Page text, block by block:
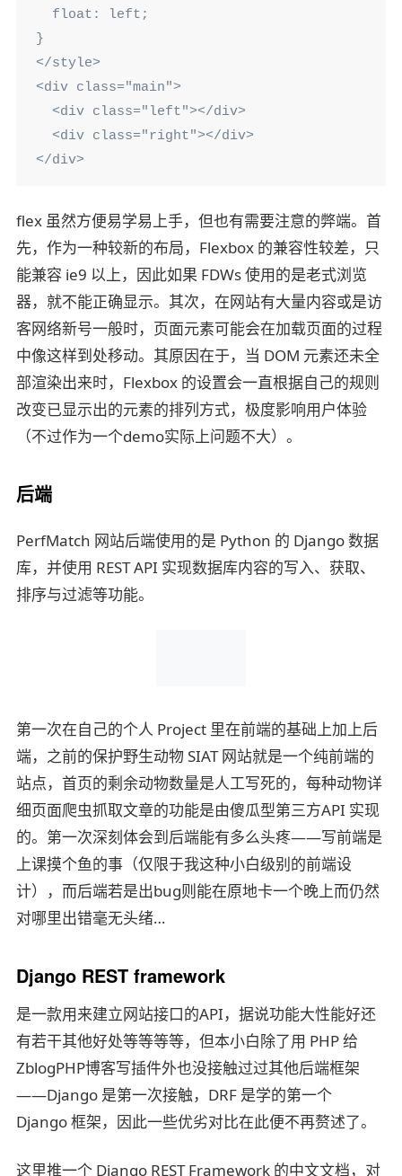
  float: left;
}
</style>
<div class="main">
  <div class="left"></div>
  <div class="right"></div>
</div>
flex 虽然方便易学易上手，但也有需要注意的弊端。首
先，作为一种较新的布局，Flexbox 的兼容性较差，只
能兼容 ie9 以上，因此如果 FDWs 使用的是老式浏览
器，就不能正确显示。其次，在网站有大量内容或是访
客网络新号一般时，页面元素可能会在加载页面的过程
中像这样到处移动。其原因在于，当 DOM 元素还未全
部渲染出来时，Flexbox 的设置会一直根据自己的规则
改变已显示出的元素的排列方式，极度影响用户体验
（不过作为一个demo实际上问题不大）。
后端
PerfMatch 网站后端使用的是 Python 的 Django 数据
库，并使用 REST API 实现数据库内容的写入、获取、
排序与过滤等功能。
第一次在自己的个人 Project 里在前端的基础上加上后
端，之前的保护野生动物 SIAT 网站就是一个纯前端的
站点，首页的剩余动物数量是人工写死的，每种动物详
细页面爬虫抓取文章的功能是由傻瓜型第三方API 实现
的。第一次深刻体会到后端能有多么头疼——写前端是
上课摸个鱼的事（仅限于我这种小白级别的前端设
计），而后端若是出bug则能在原地卡一个晚上而仍然
对哪里出错毫无头绪…
Django REST framework
是一款用来建立网站接口的API，据说功能大性能好还
有若干其他好处等等等等，但本小白除了用 PHP 给
ZblogPHP博客写插件外也没接触过过其他后端框架
——Django 是第一次接触，DRF 是学的第一个
Django 框架，因此一些优劣对比在此便不再赘述了。
这里推一个 Django REST Framework 的中文文档，对
微信